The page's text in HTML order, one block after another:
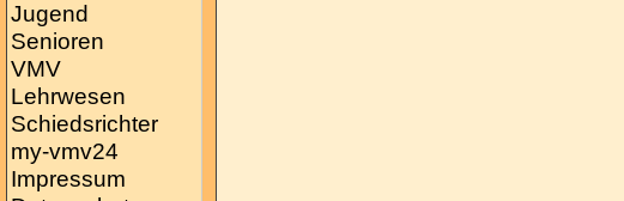
Jugend
Senioren
VMV
Lehrwesen
Schiedsrichter
my-vmv24
Impressum